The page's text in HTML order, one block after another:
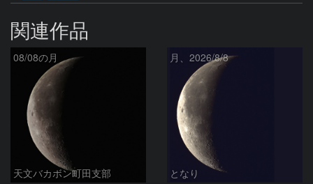
関連作品
08/08の月
天文バカボン町田支部
月、2026/8/8
となり